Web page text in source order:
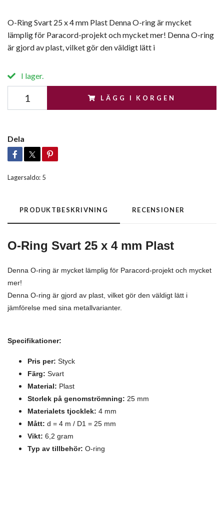
O-Ring Svart 25 x 4 mm Plast Denna O-ring är mycket
lämplig för Paracord-projekt och mycket mer! Denna O-ring
är gjord av plast, vilket gör den väldigt lätt i
I lager.
LÄGG I KORGEN
Dela
Lagersaldo: 5
PRODUKTBESKRIVNING RECENSIONER
O-Ring Svart 25 x 4 mm Plast
Denna O-ring är mycket lämplig för Paracord-projekt och mycket
mer!
Denna O-ring är gjord av plast, vilket gör den väldigt lätt i
jämförelse med sina metallvarianter.
Specifikationer:
Pris per: Styck
Färg: Svart
Material: Plast
Storlek på genomströmning: 25 mm
Materialets tjocklek: 4 mm
Mått: d = 4 m / D1 = 25 mm
Vikt: 6,2 gram
Typ av tillbehör: O-ring